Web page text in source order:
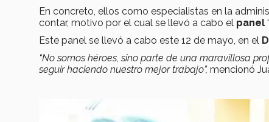
En concreto, ellos como especialistas en la
contar, motivo por el cual se llevó a cabo el panel “
Este panel se llevó a cabo este 12 de mayo, en el
“No somos héroes, sino parte de una maravillosa
seguir haciendo nuestro mejor trabajo”, mencionó